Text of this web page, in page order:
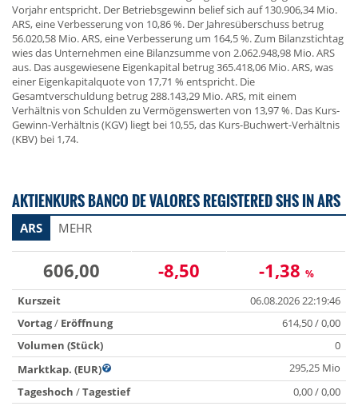
Vorjahr entspricht. Der Betriebsgewinn belief sich auf 130.906,34 Mio.
ARS, eine Verbesserung von 10,86 %. Der Jahresüberschuss betrug
56.020,58 Mio. ARS, eine Verbesserung um 164,5 %. Zum Bilanzstichtag
wies das Unternehmen eine Bilanzsumme von 2.062.948,98 Mio. ARS
aus. Das ausgewiesene Eigenkapital betrug 365.418,06 Mio. ARS, was
einer Eigenkapitalquote von 17,71 % entspricht. Die
Gesamtverschuldung betrug 288.143,29 Mio. ARS, mit einem
Verhältnis von Schulden zu Vermögenswerten von 13,97 %. Das Kurs-
Gewinn-Verhältnis (KGV) liegt bei 10,55, das Kurs-Buchwert-Verhältnis
(KBV) bei 1,74.
AKTIENKURS BANCO DE VALORES REGISTERED SHS IN ARS
ARS MEHR
606,00 -8,50 -1,38 %
Kurszeit
06.08.2026 22:19:46
Vortag/ Eröffnung
614,50 / 0,00
Volumen (Stück)
0
Marktkap. (EUR)
295,25 Mio
Tageshoch /Tagestief
0,00 / 0,00